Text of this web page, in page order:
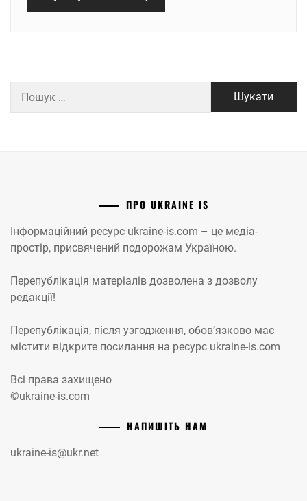
ПРО UKRAINE IS
Інформаційний ресурс ukraine-is.com – це медіа-
простір, присвячений подорожам Україною.
Перепублікація матеріалів дозволена з дозволу
редакції!
Перепублікація, після узгодження, обов’язково має
містити відкрите посилання на ресурс ukraine-is.com
Всі права захищено
©ukraine-is.com
НАПИШІТЬ НАМ
ukraine-is@ukr.net